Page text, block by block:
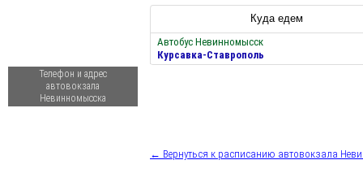
Телефон и адрес
автовокзала
Невинномысска
Куда едем
Автобус Невинномысск
Курсавка-Ставрополь
← Вернуться к расписанию автовокзала